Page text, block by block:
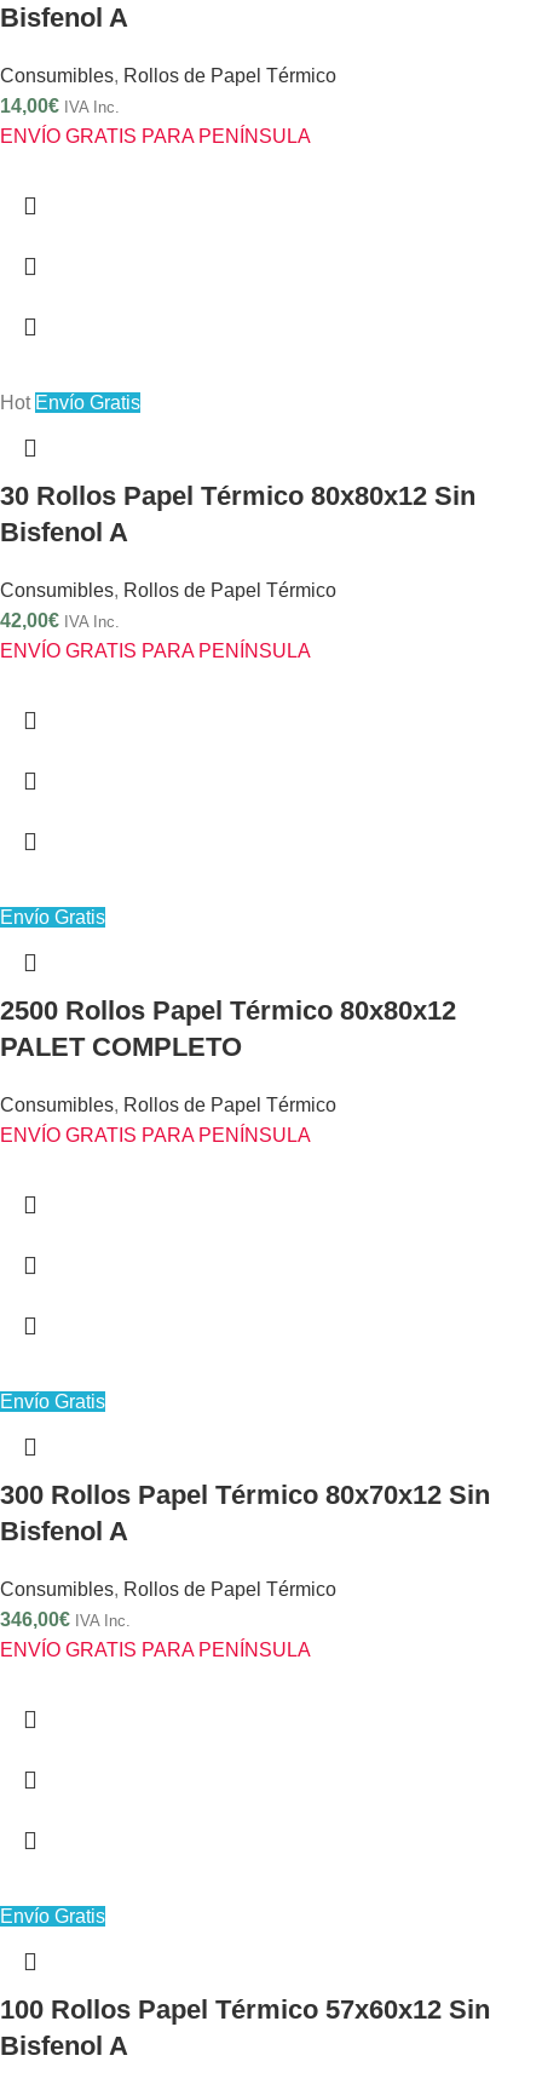
Bisfenol A
Consumibles, Rollos de Papel Térmico
14,00€ IVA Inc.
ENVÍO GRATIS PARA PENÍNSULA
Hot Envío Gratis
30 Rollos Papel Térmico 80x80x12 Sin
Bisfenol A
Consumibles, Rollos de Papel Térmico
42,00€ IVA Inc.
ENVÍO GRATIS PARA PENÍNSULA
Envío Gratis
2500 Rollos Papel Térmico 80x80x12
PALET COMPLETO
Consumibles, Rollos de Papel Térmico
ENVÍO GRATIS PARA PENÍNSULA
Envío Gratis
300 Rollos Papel Térmico 80x70x12 Sin
Bisfenol A
Consumibles, Rollos de Papel Térmico
346,00€ IVA Inc.
ENVÍO GRATIS PARA PENÍNSULA
Envío Gratis
100 Rollos Papel Térmico 57x60x12 Sin
Bisfenol A